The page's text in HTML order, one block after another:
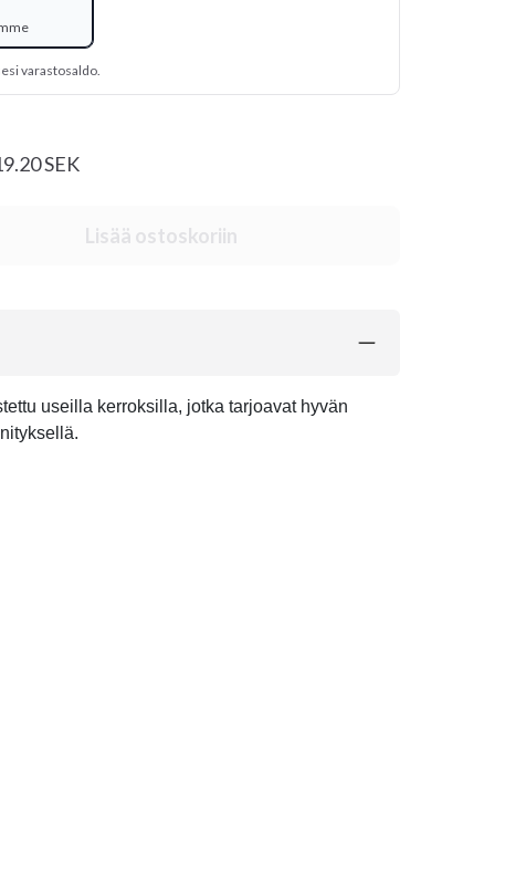
varastosaldo.
SEK
Lisää ostoskoriin
useilla kerroksilla, jotka tarjoavat hyvän